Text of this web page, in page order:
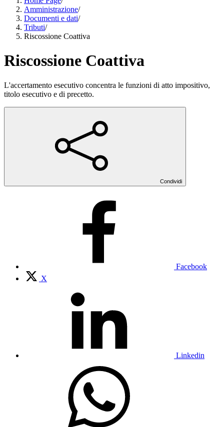
Amministrazione/
Documenti e dati/
Tributi/
Riscossione Coattiva
Riscossione Coattiva
L'accertamento esecutivo concentra le funzioni di atto impositivo,
titolo esecutivo e di precetto.
Condividi
Facebook
X
Linkedin